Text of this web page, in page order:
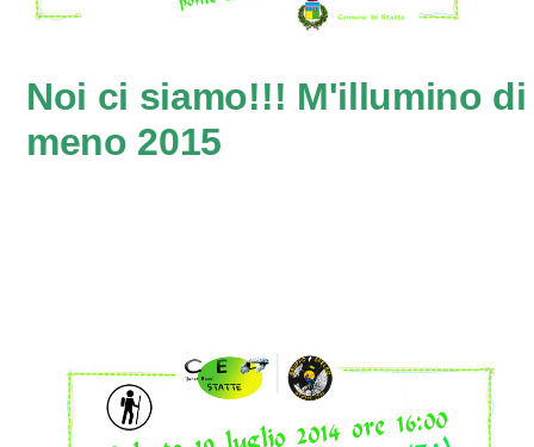
Noi ci siamo!!! M'illumino di
meno 2015